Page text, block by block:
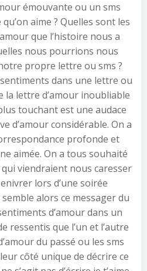
émouvante ou un sms
aime ? Quelles sont les
que l’histoire nous a
nous pourrions nous
propre lettre ou sms ?
dans une lettre ou
la lettre d’amour inoubliable
touchant est une audace
d’amour considérable. On a
profonde et
aimée. On a tous souhaité
qui viendraient nous caresser
lors d’une soirée
alors ce messager du
d’amour dans un
ressentis que l’un et l’autre
du passé ou les sms
côté unique de décrire ce